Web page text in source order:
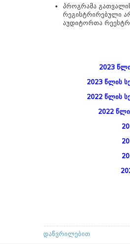
პროგრამა
რეგისტრირებული
აუდიტორთა
2023
2023 წლის
2022 წლის
2022
დაწვრილებით